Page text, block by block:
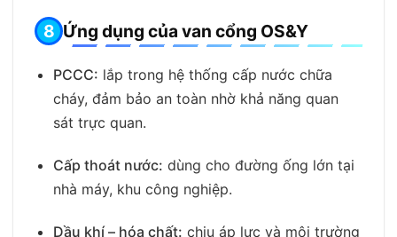
Ứng dụng của van cổng OS&Y
PCCC: lắp trong hệ thống cấp nước chữa
cháy, đảm bảo an toàn nhờ khả năng quan
sát trực quan.
Cấp thoát nước: dùng cho đường ống lớn tại
nhà máy, khu công nghiệp.
Dầu khí – hóa chất: chịu áp lực và môi trường